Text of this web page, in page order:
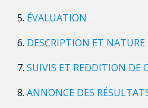
ÉVALUATION
DESCRIPTION ET
SUIVIS ET REDDITION DE
ANNONCE DES